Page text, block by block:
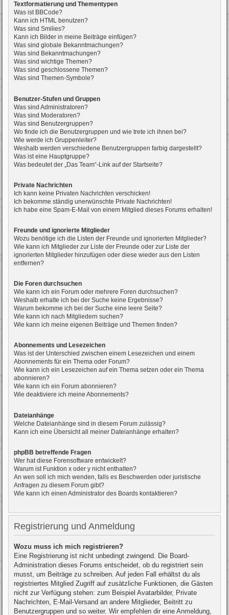
Textformatierung und Thementypen
Was ist BBCode?
Kann ich HTML benutzen?
Was sind Smilies?
Kann ich Bilder in meine Beiträge einfügen?
Was sind globale Bekanntmachungen?
Was sind Bekanntmachungen?
Was sind wichtige Themen?
Was sind geschlossene Themen?
Was sind Themen-Symbole?
Benutzer-Stufen und Gruppen
Was sind Administratoren?
Was sind Moderatoren?
Was sind Benutzergruppen?
Wo finde ich die Benutzergruppen und wie trete ich ihnen bei?
Wie werde ich Gruppenleiter?
Weshalb werden verschiedene Benutzergruppen farbig dargestellt?
Was ist eine Hauptgruppe?
Was bedeutet der „Das Team“-Link auf der Startseite?
Private Nachrichten
Ich kann keine Privaten Nachrichten verschicken!
Ich bekomme ständig unerwünschte Private Nachrichten!
Ich habe eine Spam-E-Mail von einem Mitglied dieses Forums erhalten!
Freunde und ignorierte Mitglieder
Wozu benötige ich die Listen der Freunde und ignorierten Mitglieder?
Wie kann ich Mitglieder zur Liste der Freunde oder zur Liste der
ignorierten Mitglieder hinzufügen oder diese wieder aus den Listen
entfernen?
Die Foren durchsuchen
Wie kann ich ein Forum oder mehrere Foren durchsuchen?
Weshalb erhalte ich bei der Suche keine Ergebnisse?
Warum bekomme ich bei der Suche eine leere Seite?
Wie kann ich nach Mitgliedern suchen?
Wie kann ich meine eigenen Beiträge und Themen finden?
Abonnements und Lesezeichen
Was ist der Unterschied zwischen einem Lesezeichen und einem
Abonnements für ein Thema oder Forum?
Wie kann ich ein Lesezeichen auf ein Thema setzen oder ein Thema
abonnieren?
Wie kann ich ein Forum abonnieren?
Wie deaktiviere ich meine Abonnements?
Dateianhänge
Welche Dateianhänge sind in diesem Forum zulässig?
Kann ich eine Übersicht all meiner Dateianhänge erhalten?
phpBB betreffende Fragen
Wer hat diese Forensoftware entwickelt?
Warum ist Funktion x oder y nicht enthalten?
An wen soll ich mich wenden, falls es Beschwerden oder juristische
Anfragen zu diesem Forum gibt?
Wie kann ich einen Administrator des Boards kontaktieren?
Registrierung und Anmeldung
Wozu muss ich mich registrieren?
Eine Registrierung ist nicht unbedingt zwingend. Die Board-
Administration dieses Forums entscheidet, ob du registriert sein
musst, um Beiträge zu schreiben. Auf jeden Fall erhältst du als
registriertes Mitglied Zugriff auf zusätzliche Funktionen, die Gästen
nicht zur Verfügung stehen: zum Beispiel Avatarbilder, Private
Nachrichten, E-Mail-Versand an andere Mitglieder, Beitritt zu
Benutzergruppen und so weiter. Wir empfehlen dir eine Anmeldung,